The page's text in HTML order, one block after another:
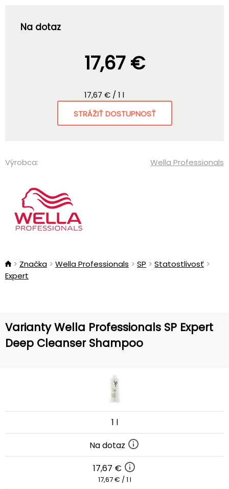
Na dotaz
17,67 €
17,67 € / 1 l
STRÁŽIŤ DOSTUPNOSŤ
Výrobca: Wella Professionals
Značka Wella Professionals SP
Statostlivosť
Expert
Varianty Wella Professionals SP Expert
Deep Cleanser Shampoo
1 l
Na dotaz
17,67 €
17,67 € / 1 l